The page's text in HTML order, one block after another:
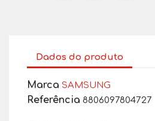
Dados do produto
Marca SAMSUNG
Referência 8806097804727